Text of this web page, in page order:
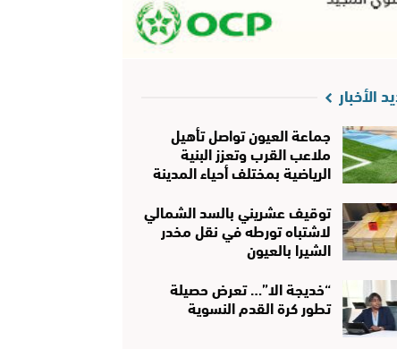
الأخبار
جماعة العيون تواصل تأهيل
ملاعب القرب وتعزز البنية
الرياضية بمختلف أحياء المدينة
توقيف عشريني بالسد الشمالي
لاشتباه تورطه في نقل مخدر
الشيرا بالعيون
“خديجة الا”… تعرض حصيلة
تطور كرة القدم النسوية